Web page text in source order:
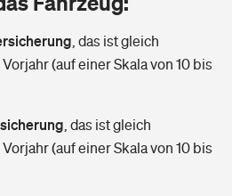
finden
das ist gleich
(auf einer Skala von 10 bis
das ist gleich
(auf einer Skala von 10 bis